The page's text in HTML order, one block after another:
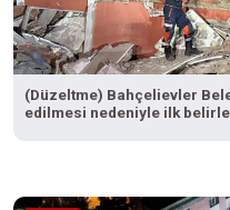
(Düzeltme) Bahçelievler
edilmesi nedeniyle ilk